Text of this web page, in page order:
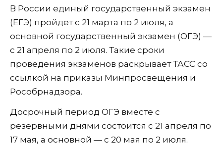
В России единый государственный экзамен
(ЕГЭ) пройдет с 21 марта по 2 июля, а
основной государственный экзамен (ОГЭ) —
с 21 апреля по 2 июля. Такие сроки
проведения экзаменов раскрывает ТАСС со
ссылкой на приказы Минпросвещения и
Рособрнадзора.
Досрочный период ОГЭ вместе с
резервными днями состоится с 21 апреля по
17 мая, а основной — с 20 мая по 2 июля.